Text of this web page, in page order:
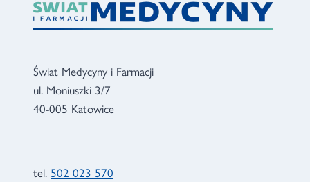
Świat Medycyny i Farmacji
ul. Moniuszki 3/7
40-005 Katowice
tel. 502 023 570